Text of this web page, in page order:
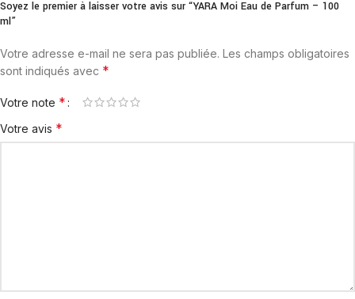
Soyez le premier à laisser votre avis sur “YARA Moi Eau de Parfum – 100
ml”
Votre adresse e-mail ne sera pas publiée. Les champs obligatoires
sont indiqués avec *
Votre note *
Votre avis *